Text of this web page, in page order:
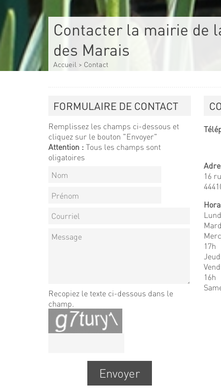
Contacter la mairie de
des Marais
Accueil > Contact
FORMULAIRE DE CONTACT
Remplissez les champs ci-dessous et
cliquez sur le bouton "Envoyer"
Attention : Tous les champs sont
oligatoires
Recopiez le texte ci-dessous dans le
champ.
16
17h
16h